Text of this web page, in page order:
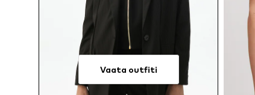
Vaata outfiti